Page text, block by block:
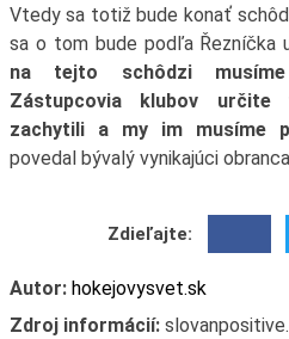
Vtedy sa totiž bude konať
sa o tom bude podľa Řezníčka
na tejto schôdzi
Zástupcovia klubov
zachytili a my im musíme
povedal bývalý vynikajúci
Zdieľajte:
Autor: hokejovysvet.sk
Zdroj informácií: